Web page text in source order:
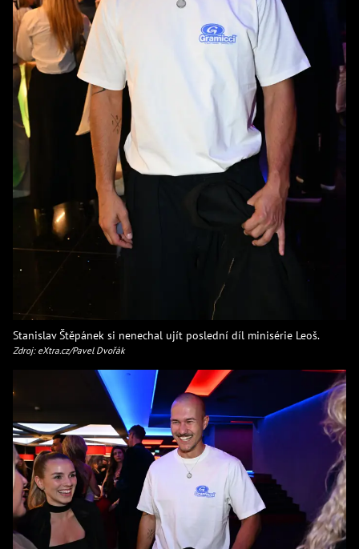
Stanislav Štěpánek si nenechal ujít poslední díl minisérie Leoš.
Zdroj: eXtra.cz/Pavel Dvořák